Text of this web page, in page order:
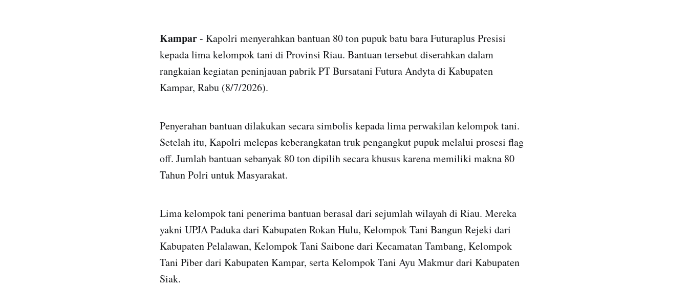
Kampar- Kapolri menyerahkan bantuan 80 ton pupuk batu bara Futuraplus Presisi
kepada lima kelompok tani di Provinsi Riau. Bantuan tersebut diserahkan dalam
rangkaian kegiatan peninjauan pabrik PT Bursatani Futura Andyta di Kabupaten
Kampar, Rabu (8/7/2026).
Penyerahan bantuan dilakukan secara simbolis kepada lima perwakilan kelompok tani.
Setelah itu, Kapolri melepas keberangkatan truk pengangkut pupuk melalui prosesi flag
off. Jumlah bantuan sebanyak 80 ton dipilih secara khusus karena memiliki makna 80
Tahun Polri untuk Masyarakat.
Lima kelompok tani penerima bantuan berasal dari sejumlah wilayah di Riau. Mereka
yakni UPJA Paduka dari Kabupaten Rokan Hulu, Kelompok Tani Bangun Rejeki dari
Kabupaten Pelalawan, Kelompok Tani Saibone dari Kecamatan Tambang, Kelompok
Tani Piber dari Kabupaten Kampar, serta Kelompok Tani Ayu Makmur dari Kabupaten
Siak.